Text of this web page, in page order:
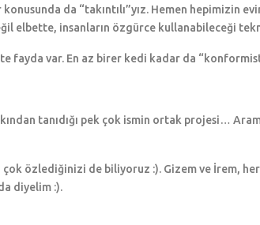
da “takıntılı”yız. Hemen hepimizin
elbette, insanların özgürce kullanabileceği
fayda var. En az birer kedi kadar da
tanıdığı pek çok ismin ortak projesi…
çok özlediğinizi de biliyoruz :). Gizem ve İrem,
diyelim :).